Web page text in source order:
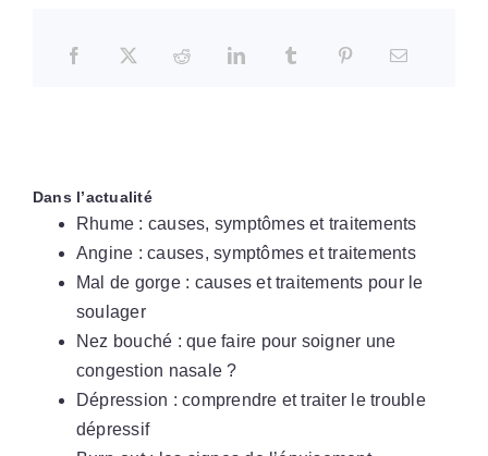
Dans l’actualité
Rhume : causes, symptômes et traitements
Angine : causes, symptômes et traitements
Mal de gorge : causes et traitements pour le
soulager
Nez bouché : que faire pour soigner une
congestion nasale ?
Dépression : comprendre et traiter le trouble
dépressif